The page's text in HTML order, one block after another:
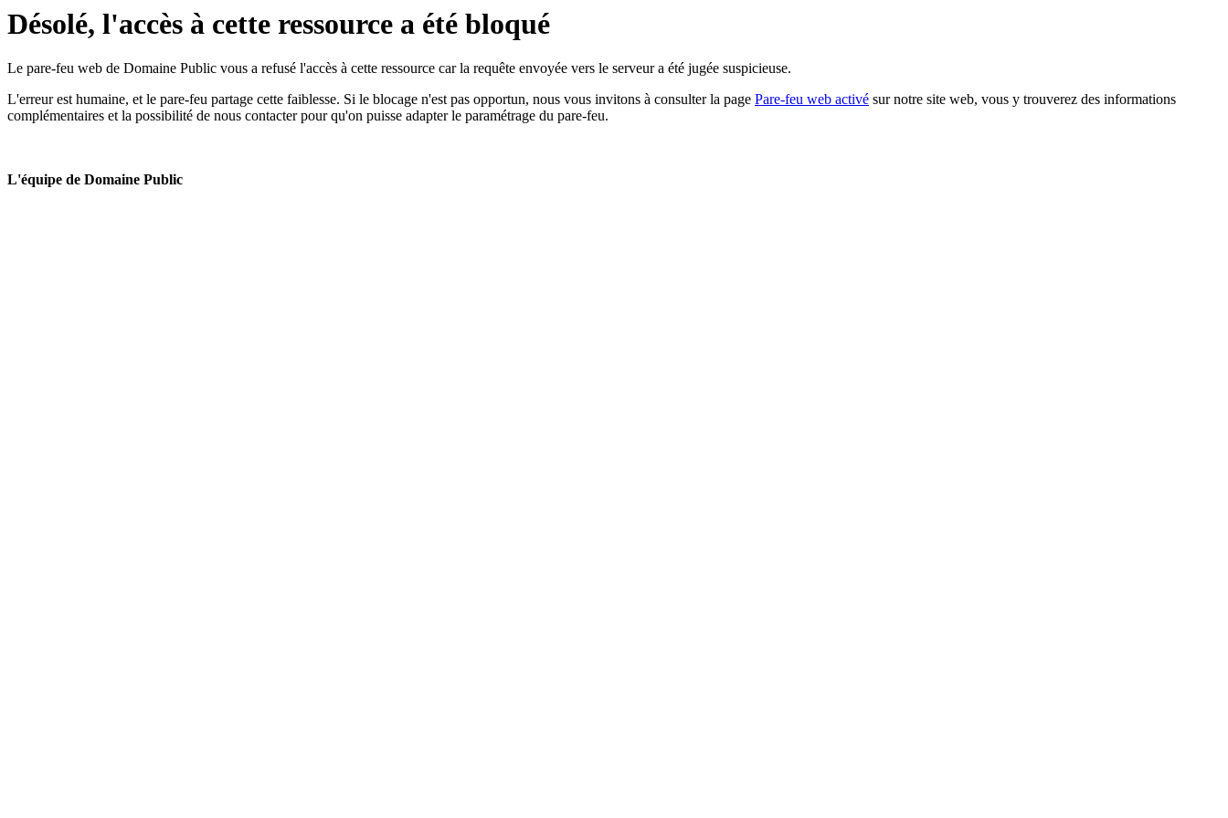
Désolé, l'accès à cette ressource a été bloqué
Le pare-feu web de Domaine Public vous a refusé l'accès à cette ressource car la requête envoyée vers le serveur a été jugée suspicieuse.
L'erreur est humaine, et le pare-feu partage cette faiblesse. Si le blocage n'est pas opportun, nous vous invitons à consulter la page Pare-feu web activé sur notre site web, vous y trouverez des informations
complémentaires et la possibilité de nous contacter pour qu'on puisse adapter le paramétrage du pare-feu.
L'équipe de Domaine Public